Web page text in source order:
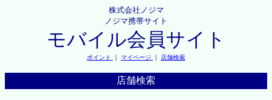
株式会社ノジマ
ノジマ携帯サイト
モバイル会員サイト
ポイント ｜ マイページ ｜ 店舗検索
店舗検索